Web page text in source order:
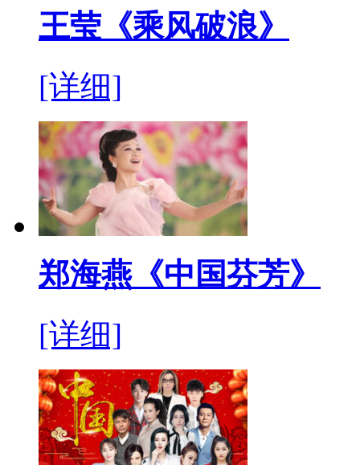
王莹《乘风破浪》
[详细]
郑海燕《中国芬芳》
[详细]